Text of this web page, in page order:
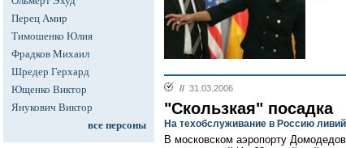
Перец Амир
Тимошенко Юлия
Фрадков Михаил
Шредер Герхард
Ющенко Виктор
Янукович Виктор
все персоны
// 31.03.2006
"Скользкая" посадка
На техобслуживание в Россию
В московском аэропорту